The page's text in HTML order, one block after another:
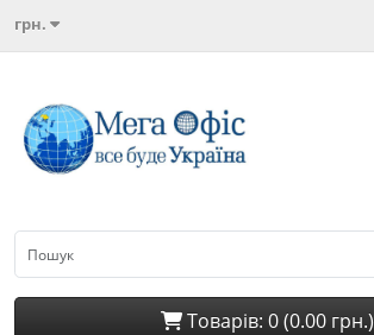
грн.
Товарів: 0 (0.00 грн.)